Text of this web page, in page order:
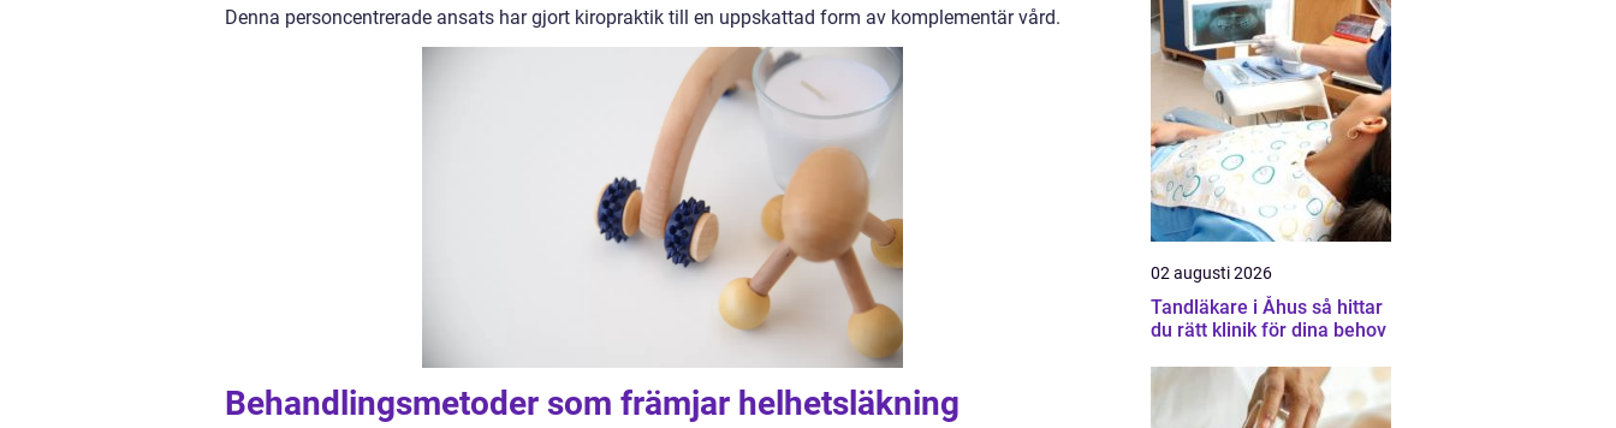
Denna personcentrerade ansats har gjort kiropraktik till en uppskattad form av komplementär vård.
Behandlingsmetoder som främjar helhetsläkning
02 augusti 2026
Tandläkare i Åhus så hittar
du rätt klinik för dina behov